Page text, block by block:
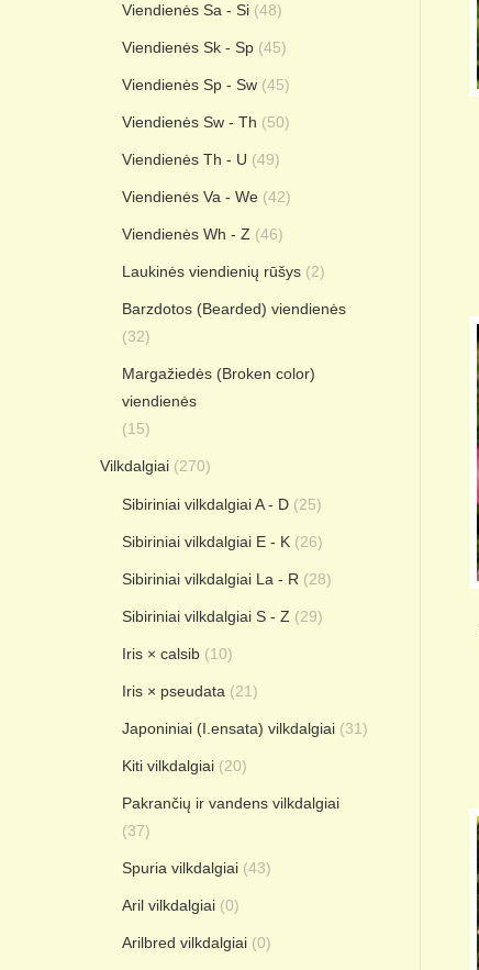
Viendienės Sa - Si (48)
Viendienės Sk - Sp (45)
Viendienės Sp - Sw (45)
Viendienės Sw - Th (50)
Viendienės Th - U (49)
Viendienės Va - We (42)
Viendienės Wh - Z (46)
Laukinės viendienių rūšys (2)
Barzdotos (Bearded) viendienės
(32)
Margažiedės (Broken color)
viendienės
(15)
Vilkdalgiai (270)
Sibiriniai vilkdalgiai A - D (25)
Sibiriniai vilkdalgiai E - K (26)
Sibiriniai vilkdalgiai La - R (28)
Sibiriniai vilkdalgiai S - Z (29)
Iris × calsib (10)
Iris × pseudata (21)
Japoniniai (I.ensata) vilkdalgiai (31)
Kiti vilkdalgiai (20)
Pakrančių ir vandens vilkdalgiai
(37)
Spuria vilkdalgiai (43)
Aril vilkdalgiai (0)
Arilbred vilkdalgiai (0)